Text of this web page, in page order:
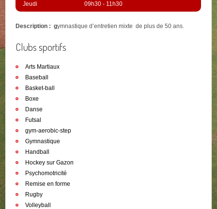
Jeudi 09h30 - 11h30
Description : gymnastique d’entretien mixte de plus de 50 ans.
Clubs sportifs
Arts Martiaux
Baseball
Basket-ball
Boxe
Danse
Futsal
gym-aerobic-step
Gymnastique
Handball
Hockey sur Gazon
Psychomotricité
Remise en forme
Rugby
Volleyball